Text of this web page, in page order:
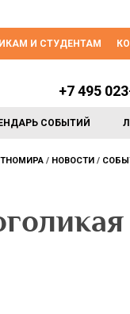
И СТУДЕНТАМ
СОБЫТИЙ
+7 495
НОВОСТИ